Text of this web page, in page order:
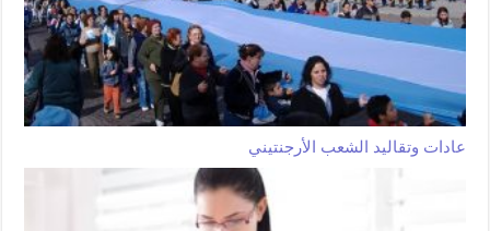
عادات وتقاليد الشعب الأرجنتيني